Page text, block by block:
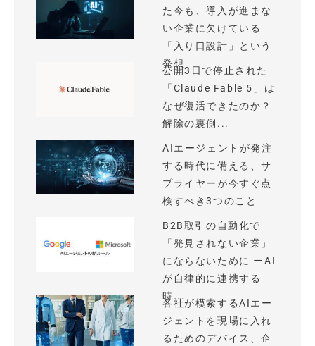
た今も、導入が進まな
い企業に欠けている
「入り口設計」という
発想
公開3日で停止された
「Claude Fable 5」は
なぜ復活できたのか？
解除の裏側...
AIエージェントが発注
する時代に備える、サ
プライヤーが今すぐ点
検すべき3つのこと
B2B取引の自動化で
「発見されない企業」
にならないために ーAI
が自律的に連携する
時...
各社が模索するAIエー
ジェントを現場に入れ
るためのデバイス、企